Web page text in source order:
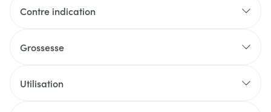
Contre indication
Grossesse
Utilisation